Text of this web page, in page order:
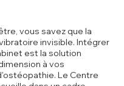
vous savez que la
invisible. Intégrer
est la solution
à vos
Le Centre